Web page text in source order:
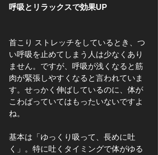
呼吸とリラックスで効果UP
首こり ストレッチをしているとき、つ
い呼吸を止めてしまう人は少なくあり
ません。ですが、呼吸が浅くなると筋
肉が緊張しやすくなると言われていま
す。せっかく伸ばしているのに、体が
こわばっていてはもったいないですよ
ね。
基本は「ゆっくり吸って、長めに吐
く」。特に吐くタイミングで体がゆる